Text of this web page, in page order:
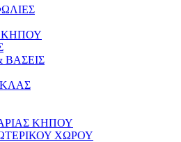
ΚΗΠΟΥ
ΚΗΠΟΥ
ΧΩΡΟΥ